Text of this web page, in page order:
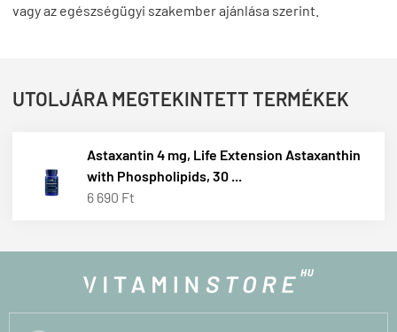
vagy az egészségügyi szakember ajánlása szerint.
UTOLJÁRA MEGTEKINTETT TERMÉKEK
Astaxantin 4 mg, Life Extension Astaxanthin
with Phospholipids, 30 ...
6 690 Ft